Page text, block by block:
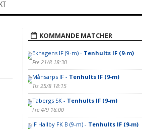
KOMMANDE MATCHER
Ekhagens IF (9-m) - Tenhults IF (9-m)
Fre 21/8 18:30
Månsarps IF - Tenhults IF (9-m)
Tis 25/8 18:15
Tabergs SK - Tenhults IF (9-m)
Fre 4/9 18:00
IF Hallby FK B (9-m) - Tenhults IF (9-m)